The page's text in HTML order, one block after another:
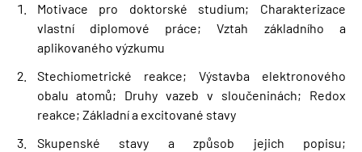
Motivace pro doktorské studium; Charakterizace
vlastní diplomové práce; Vztah základního a
aplikovaného výzkumu
Stechiometrické reakce; Výstavba elektronového
obalu atomů; Druhy vazeb v sloučeninách; Redox
reakce; Základní a excitované stavy
Skupenské stavy a způsob jejich popisu;